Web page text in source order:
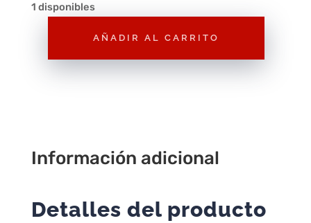
1 disponibles
cantidad
AÑADIR AL CARRITO
Información adicional
Detalles del producto